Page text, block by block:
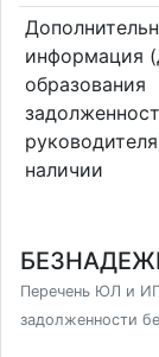
информация
образования
наличии
Перечень ЮЛ и
задолженности